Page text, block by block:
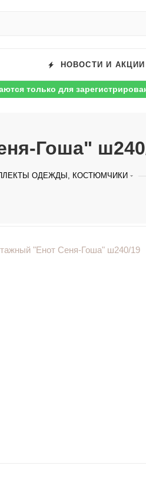
НОВОСТИ И АКЦИИ
только для
Гоша"
ОДЕЖДЫ, КОСТЮМЧИКИ